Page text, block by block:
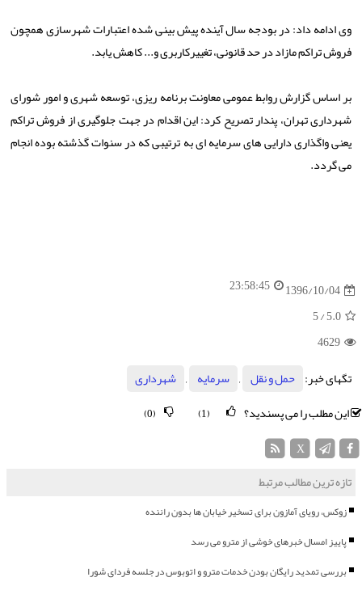
وی ادامه داد: در بودجه سال آینده پیش بینی شده اعتبارات شهرسازی همچون
فروش تراكم مازاد در حد قانونی، تغییركاربری و... كاهش یابد.
بر اساس گزارش روابط عمومی معاونت برنامه ریزی، توسعه شهری و امور شورای
شهرداری تهران، پندار تصریح كرد: این اقدام در جهت جلوگیری از فروش تراكم
یعنی واگذاری دارایی های سرمایه ای به ترتیبی كه در سنوات گذشته بوده انجام
می گردد.
1396/10/04
23:58:45
5.0
/ 5
4629
تگهای خبر:
حمل و نقل , سرمایه ,
شهرداری
این مطلب را می پسندید؟
(0)
تازه ترین مطالب مرتبط
زوکس، رویای آمازون برای تسخیر خیابان ها بدون راننده
پاییز امسال خبرهای خوشی از مترو می رسد
بررسی تمدید رایگان بودن خدمات مترو و اتوبوس در جلسه فردای شورا